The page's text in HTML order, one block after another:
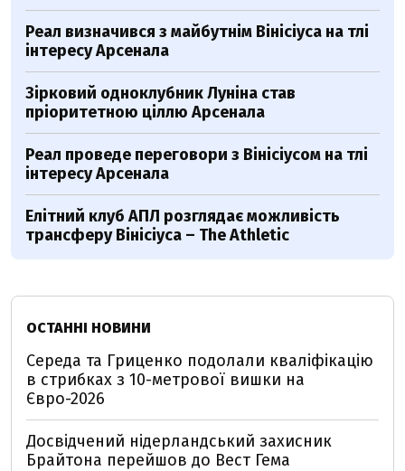
Реал визначився з майбутнім Вінісіуса на тлі
інтересу Арсенала
Зірковий одноклубник Луніна став
пріоритетною ціллю Арсенала
Реал проведе переговори з Вінісіусом на тлі
інтересу Арсенала
Елітний клуб АПЛ розглядає можливість
трансферу Вінісіуса – The Athletic
ОСТАННІ НОВИНИ
Середа та Гриценко подолали кваліфікацію
в стрибках з 10-метрової вишки на
Євро-2026
Досвідчений нідерландський захисник
Брайтона перейшов до Вест Гема